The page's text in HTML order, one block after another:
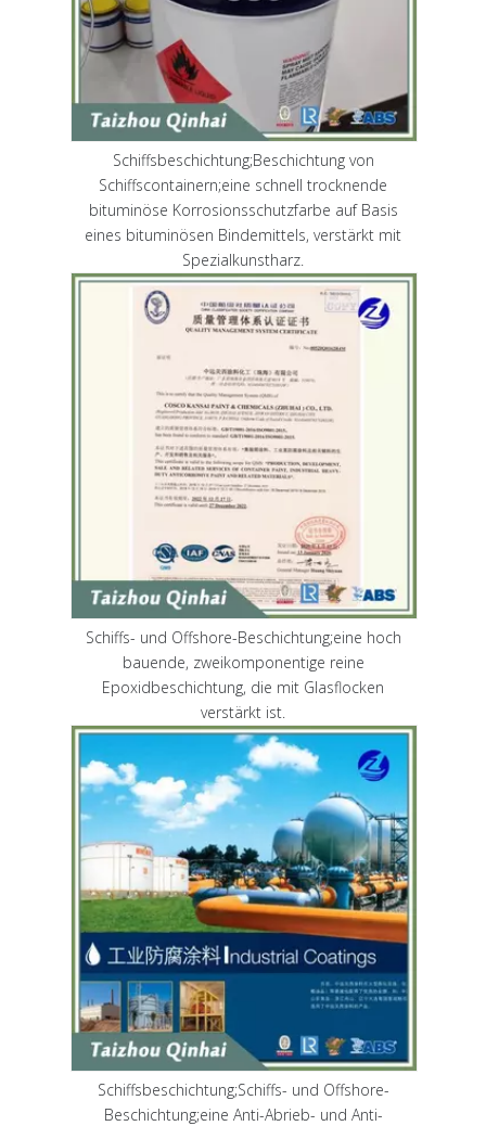
Schiffsbeschichtung;Beschichtung von
Schiffscontainern;eine schnell trocknende
bituminöse Korrosionsschutzfarbe auf Basis
eines bituminösen Bindemittels, verstärkt mit
Spezialkunstharz.
Schiffs- und Offshore-Beschichtung;eine hoch
bauende, zweikomponentige reine
Epoxidbeschichtung, die mit Glasflocken
verstärkt ist.
Schiffsbeschichtung;Schiffs- und Offshore-
Beschichtung;eine Anti-Abrieb- und Anti-